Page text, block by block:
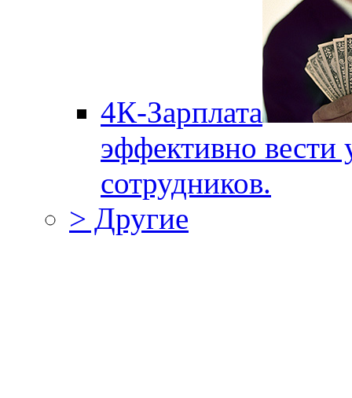
4К-Зарплата
эффективно вести
сотрудников.
> Другие